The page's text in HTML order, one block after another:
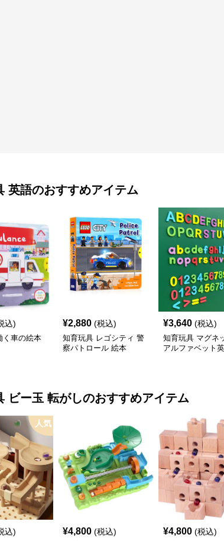
英語のおすすめアイテム
込)
く車の絵本
¥2,880 (税込)
知育玩具 レゴシティ 警
察パトロール 絵本
¥3,640 (税込)
知育玩具 マグネ
アルファベット
ビー玉 転がしのおすすめアイテム
人気
込) ¥4,800 (税込) ¥4,800 (税込)